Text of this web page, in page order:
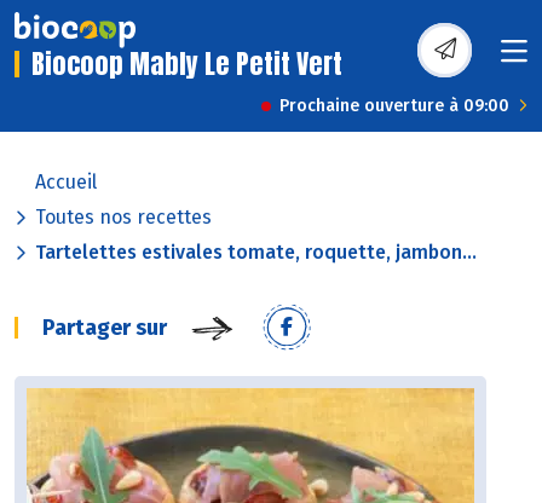
Biocoop Mably Le Petit Vert
Prochaine ouverture à 09:00
Accueil
Toutes nos recettes
Tartelettes estivales tomate, roquette, jambon...
Partager sur